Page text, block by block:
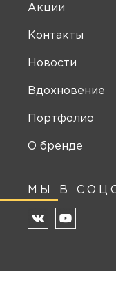
Акции
Контакты
Новости
Вдохновение
Портфолио
О бренде
МЫ В